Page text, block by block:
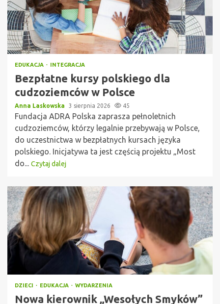
EDUKACJA INTEGRACJA
Bezpłatne kursy polskiego dla
cudzoziemców w Polsce
Anna Laskowska 3 sierpnia 2026 45
Fundacja ADRA Polska zaprasza pełnoletnich
cudzoziemców, którzy legalnie przebywają w Polsce,
do uczestnictwa w bezpłatnych kursach języka
polskiego. Inicjatywa ta jest częścią projektu „Most
do... Czytaj dalej
DZIECI EDUKACJA WYDARZENIA
Nowa kierownik „Wesołych Smyków”